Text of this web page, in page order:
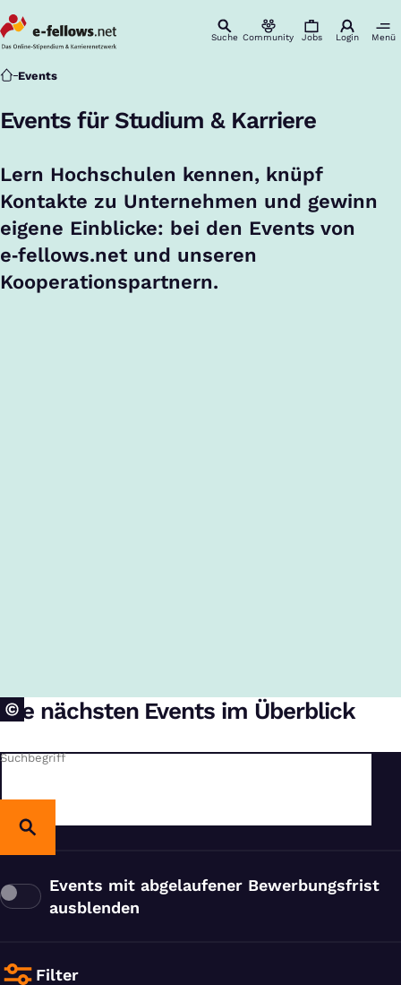
Suche Community Jobs Login Menü
Startseite
Events
Events für Studium & Karriere
Lern Hochschulen kennen, knüpf
Kontakte zu Unternehmen und gewinn
eigene Einblicke: bei den Events von
e‑fellows.net und unseren
Kooperationspartnern.
Die nächsten Events im Überblick
Suchbegriff
Events mit abgelaufener Bewerbungsfrist
ausblenden
Filter